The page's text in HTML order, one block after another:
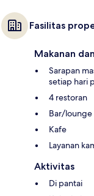
Fasilitas
Makanan
Sarapan
setiap hari
4 restoran
Bar/lounge
Kafe
Layanan
Aktivitas
Di pantai